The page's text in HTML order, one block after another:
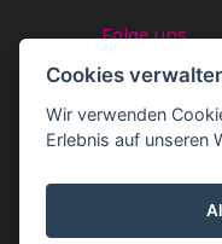
Folge uns
Cookies
Wir verwenden
Erlebnis auf unseren